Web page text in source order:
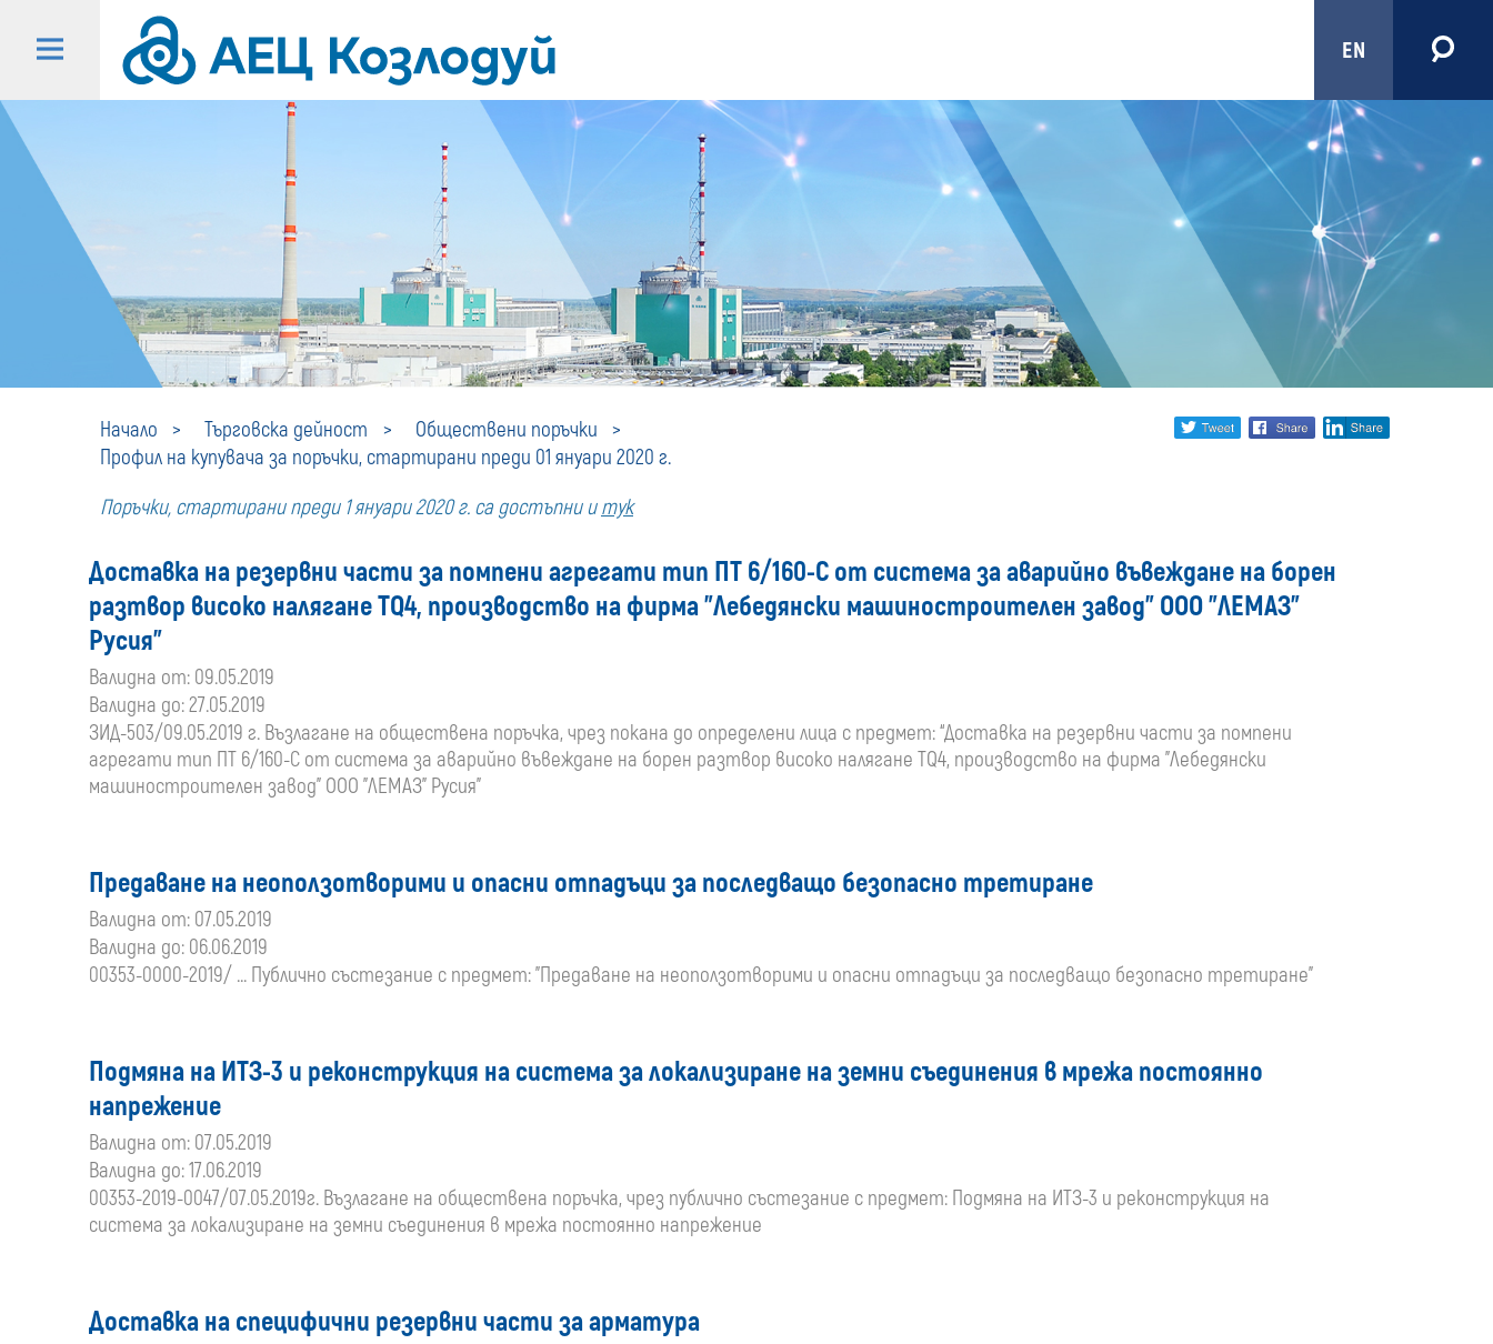
EN
Начало Търговска дейност
Обществени поръчки
Профил на купувача за поръчки, стартирани преди 01 януари 2020 г.
купувача
за
преди
януари
г.
Share
twitter facebook
Поръчки, стартирани преди 1 януари 2020 г. са достъпни итук
Доставка на резервни части за помпени агрегати тип ПТ 6/160-С от система за аварийно въвеждане на борен
разтвор високо налягане TQ4, производство на фирма "Лебедянски машиностроителен завод" OOO "ЛЕМАЗ"
Русия”
Валидна от: 09.05.2019
Валидна до: 27.05.2019
ЗИД-503/09.05.2019 г. Възлагане на обществена поръчка, чрез покана до определени лица с предмет: “Доставка на резервни части за помпени
агрегати тип ПТ 6/160-С от система за аварийно въвеждане на борен разтвор високо налягане TQ4, производство на фирма "Лебедянски
машиностроителен завод" OOO "ЛЕМАЗ" Русия”
Предаване на неоползотворими и опасни отпадъци за последващо безопасно третиране
Валидна от: 07.05.2019
Валидна до: 06.06.2019
00353-0000-2019/ ... Публично състезание с предмет: "Предаване на неоползотворими и опасни отпадъци за последващо безопасно третиране"
Подмяна на ИТЗ-3 и реконструкция на система за локализиране на земни съединения в мрежа постоянно
напрежение
Валидна от: 07.05.2019
Валидна до: 17.06.2019
00353-2019-0047/07.05.2019г. Възлагане на обществена поръчка, чрез публично състезание с предмет: Подмяна на ИТЗ-3 и реконструкция на
система за локализиране на земни съединения в мрежа постоянно напрежение
Доставка на специфични резервни части за арматура